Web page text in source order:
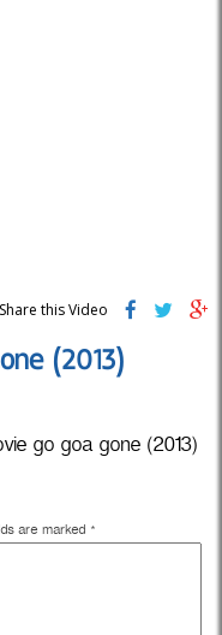
Share this Video
(2013)
go goa gone (2013)
are marked *